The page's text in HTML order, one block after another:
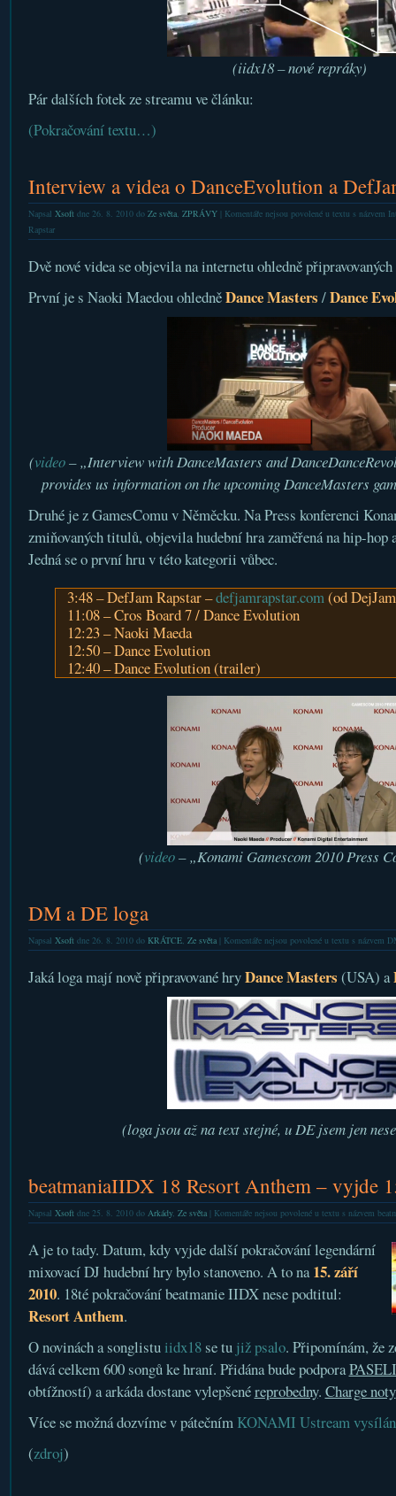
(iidx18 – nové repráky)
Pár dalších fotek ze streamu ve článku:
(Pokračování textu…)
Interview a videa o DanceEvolution a
Napsal Xsoftdne 26. 8. 2010 do Ze světa, ZPRÁVY| Komentáře nejsou povolenéu textu s názvem
Rapstar
Dvě nové videa se objevila na internetu ohledně
První je s Naoki Maedou ohledněDance Masters /Dance
(video– „Interview with DanceMasters and
provides us information on the upcoming DanceMasters
Druhé je z GamesComu v Něměcku. Na Press konferenci
zmiňovaných titulů, objevila hudební hra zaměřená na hip-hop
Jedná se o první hru v této kategorii vůbec.
3:48 – DefJam Rapstar –defjamrapstar.com(od
11:08 – Cros Board 7 / Dance Evolution
12:23 – Naoki Maeda
12:50 – Dance Evolution
12:40 – Dance Evolution (trailer)
(video– „Konami Gamescom 2010 Press
DM a DE loga
Napsal Xsoftdne 26. 8. 2010 do KRÁTCE, Ze světa| Komentáře nejsou povolenéu textu s názvem
Jaká loga mají nově připravované hryDance Masters (USA) a
(loga jsou až na text stejné, u DE jsem jen
beatmaniaIIDX 18 Resort Anthem – vyjde
Napsal Xsoftdne 25. 8. 2010 do Arkády, Ze světa| Komentáře nejsou povolenéu textu s názvem
A je to tady. Datum, kdy vyjde další pokračování legendární
mixovací DJ hudební hry bylo stanoveno. A to na15. září
2010. 18té pokračování beatmanie IIDX nese podtitul:
Resort Anthem.
O novinách a songlistuiidx18se tu již psalo. Připomínám, že
dává celkem 600 songů ke hraní. Přidána bude podporaPASELI
obtížností) a arkáda dostane vylepšenéreprobedny. Charge noty
Více se možná dozvíme v pátečním KONAMI Ustream
(zdroj)